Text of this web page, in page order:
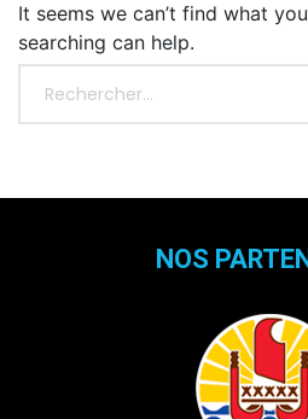
It seems we can’t find what
searching can help.
NOS